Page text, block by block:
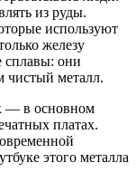
из руды.
используют
железу
они
чистый металл.
— в основном
платах.
этого металла